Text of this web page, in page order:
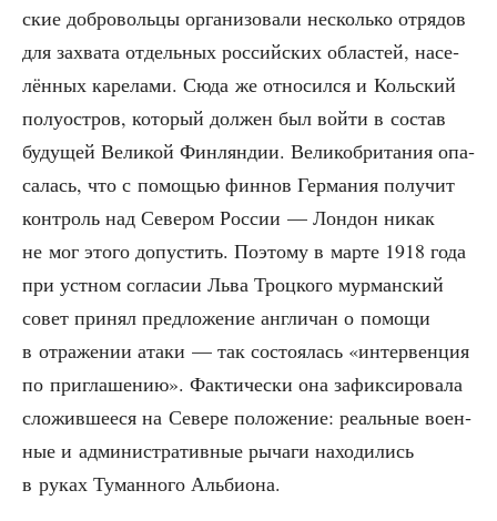
ские доб­ро­воль­цы орга­ни­зо­ва­ли несколь­ко отря­дов
для захва­та отдель­ных рос­сий­ских обла­стей, насе­
лён­ных каре­ла­ми. Сюда же отно­сил­ся и Коль­ский
полу­ост­ров, кото­рый дол­жен был вой­ти в состав
буду­щей Вели­кой Фин­лян­дии. Вели­ко­бри­та­ния опа­
са­лась, что с помо­щью фин­нов Гер­ма­ния полу­чит
кон­троль над Севе­ром Рос­сии — Лон­дон никак
не мог это­го допу­стить. Поэто­му в мар­те 1918 года
при уст­ном согла­сии Льва Троц­ко­го мур­ман­ский
совет при­нял пред­ло­же­ние англи­чан о помо­щи
в отра­же­нии ата­ки — так состо­я­лась «интер­вен­ция
по при­гла­ше­нию». Фак­ти­че­ски она зафик­си­ро­ва­ла
сло­жив­ше­е­ся на Севе­ре поло­же­ние: реаль­ные воен­
ные и адми­ни­стра­тив­ные рыча­ги нахо­ди­лись
в руках Туман­но­го Альбиона.